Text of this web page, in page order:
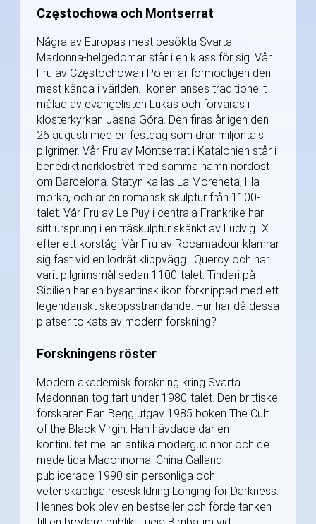
Częstochowa och Montserrat
Några av Europas mest besökta Svarta
Madonna-helgedomar står i en klass för sig. Vår
Fru av Częstochowa i Polen är förmodligen den
mest kända i världen. Ikonen anses traditionellt
målad av evangelisten Lukas och förvaras i
klosterkyrkan Jasna Góra. Den firas årligen den
26 augusti med en festdag som drar miljontals
pilgrimer. Vår Fru av Montserrat i Katalonien står i
benediktinerklostret med samma namn nordost
om Barcelona. Statyn kallas La Moreneta, lilla
mörka, och är en romansk skulptur från 1100-
talet. Vår Fru av Le Puy i centrala Frankrike har
sitt ursprung i en träskulptur skänkt av Ludvig IX
efter ett korståg. Vår Fru av Rocamadour klamrar
sig fast vid en lodrät klippvägg i Quercy och har
varit pilgrimsmål sedan 1100-talet. Tindari på
Sicilien har en bysantinsk ikon förknippad med ett
legendariskt skeppsstrandande. Hur har då dessa
platser tolkats av modern forskning?
Forskningens röster
Modern akademisk forskning kring Svarta
Madonnan tog fart under 1980-talet. Den brittiske
forskaren Ean Begg utgav 1985 boken The Cult
of the Black Virgin. Han hävdade där en
kontinuitet mellan antika modergudinnor och de
medeltida Madonnorna. China Galland
publicerade 1990 sin personliga och
vetenskapliga reseskildring Longing for Darkness.
Hennes bok blev en bestseller och förde tanken